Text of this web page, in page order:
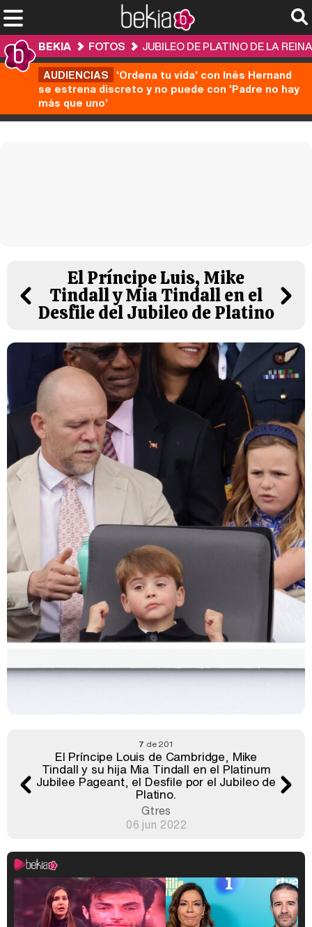
BEKIA FOTOS
JUBILEO DE PLATINO DE LA
AUDIENCIAS 'Ordena tu vida' con Inés Hernand
se estrena discreto y no puede con 'Padre no hay
más que uno'
El Príncipe Luis, Mike
Tindall y Mia Tindall en el
Desfile del Jubileo de Platino
7 de 201
El Príncipe Louis de Cambridge, Mike
Tindall y su hija Mia Tindall en el Platinum
Jubilee Pageant, el Desfile por el Jubileo de
Platino.
Gtres
06 jun 2022